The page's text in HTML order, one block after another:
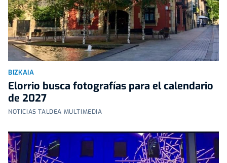
BIZKAIA
Elorrio busca fotografías para el calendario
de 2027
NOTICIAS TALDEA MULTIMEDIA